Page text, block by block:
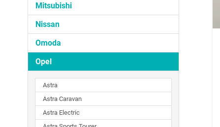
Mitsubishi
Nissan
Omoda
Opel
Astra
Astra Caravan
Astra Electric